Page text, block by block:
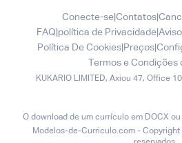
Conecte-se Contatos
FAQ política de Privacidade|
Política De Cookies| Preços|
Termos e Condições
O download de um currículo em DOCX
Modelos-de-Curriculo.com -